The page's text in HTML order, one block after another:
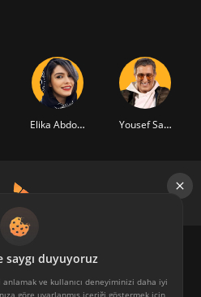
Elika Abdolrazzaghi Yousef Sayyadi
saygı duyuyoruz
anlamak ve kullanıcı deneyiminizi daha iyi
göre uyarlanmış içeriği göstermek için